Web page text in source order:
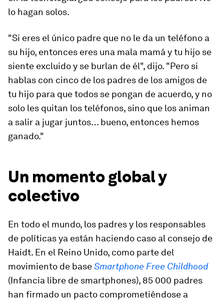
lo hagan solos.
"Si eres el único padre que no le da un teléfono a
su hijo, entonces eres una mala mamá y tu hijo se
siente excluido y se burlan de él", dijo. "Pero si
hablas con cinco de los padres de los amigos de
tu hijo para que todos se pongan de acuerdo, y no
solo les quitan los teléfonos, sino que los animan
a salir a jugar juntos… bueno, entonces hemos
ganado."
Un momento global y
colectivo
En todo el mundo, los padres y los responsables
de políticas ya están haciendo caso al consejo de
Haidt. En el Reino Unido, como parte del
movimiento de baseSmartphone Free Childhood
(Infancia libre de smartphones), 85 000 padres
han firmado un pacto comprometiéndose a